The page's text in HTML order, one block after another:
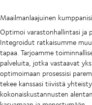
Maailmanlaajuinen
Optimoi varastonhallintasi ja
Integroidut ratkaisumme
tapaa. Tarjoamme
palveluita, jotka vastaavat
optimoimaan prosessisi
tekee kanssasi tiivistä
kokonaiskustannusten